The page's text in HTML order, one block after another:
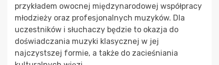
przykładem owocnej międzynarodowej współpracy
młodzieży oraz profesjonalnych muzyków. Dla
uczestników i słuchaczy będzie to okazja do
doświadczania muzyki klasycznej w jej
najczystszej formie, a także do zacieśniania